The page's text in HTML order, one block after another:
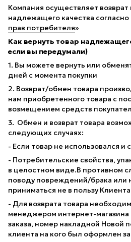
Компания осуществляет возврат
надлежащего качества
прав потребителя»
Как вернуть товар
если вы передумали)
1. Вы можете вернуть или
дней с момента покупки
2. Возврат/обмен товара
нам приобретенного товара с
возмещением средств
3. Обмен и возврат товара
следующих случаях:
- Если товар не использовался и
- Потребительские свойства,
в целостном виде.В противном
поводу повреждений/брака или
приниматься не в пользу
- Для возврата товара
менеджером интернет-
заказа, номер накладной Новой
клиента на кого был оформлен